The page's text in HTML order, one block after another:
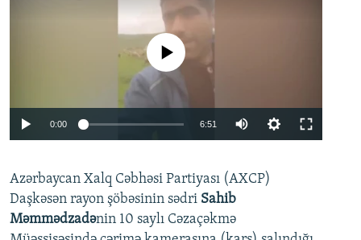
Auto 240p 360p
No media source currently available
0:00 6:51
360p
720p
Azərbaycan Xalq Cəbhəsi Partiyası (AXCP)
Daşkəsən rayon şöbəsinin sədri Sahib
Məmmədzadənin 10 saylı Cəzaçəkmə